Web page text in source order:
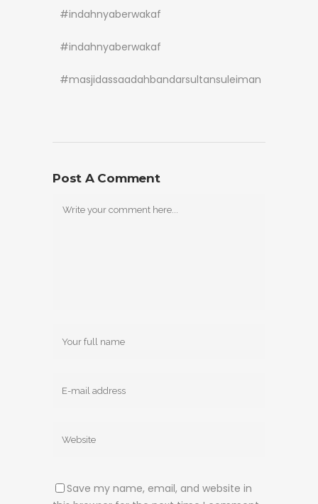
#indahnyaberwakaf
#indahnyaberwakaf
#masjidassaadahbandarsultansuleiman
Post A Comment
Save my name, email, and website in